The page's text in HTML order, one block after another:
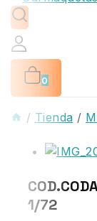
0
/ Tienda /
1/72